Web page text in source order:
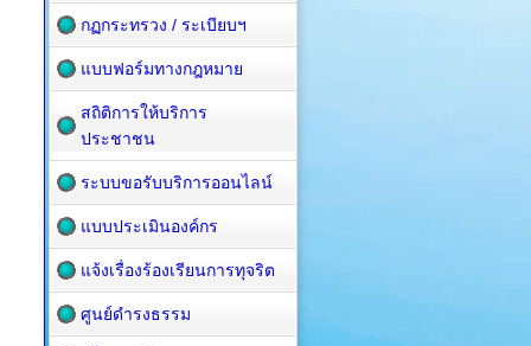
กฏกระทรวง / ระเบียบฯ
แบบฟอร์มทางกฎหมาย
สถิติการให้บริการ
ประชาชน
ระบบขอรับบริการออนไลน์
แบบประเมินองค์กร
แจ้งเรื่องร้องเรียนการทุจริต
ศูนย์ดำรงธรรม